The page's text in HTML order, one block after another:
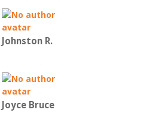
Johnston R.
Joyce Bruce